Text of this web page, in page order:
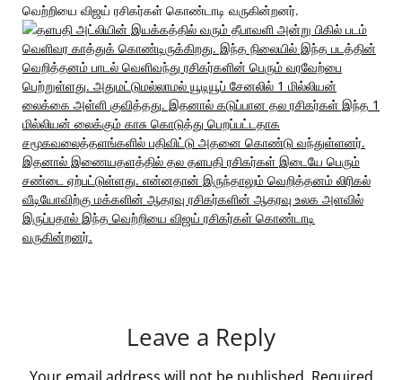
வெற்றியை விஜய் ரசிகர்கள் கொண்டாடி வருகின்றனர்.
Leave a Reply